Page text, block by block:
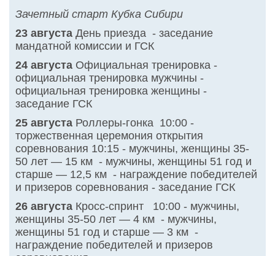
Зачетный старт Кубка Сибири
23 августа День приезда - заседание
мандатной комиссии и ГСК
24 августа Официальная тренировка -
официальная тренировка мужчины -
официальная тренировка женщины -
заседание ГСК
25 августа Роллеры-гонка 10:00 -
торжественная церемония открытия
соревнования 10:15 - мужчины, женщины 35-
50 лет — 15 км - мужчины, женщины 51 год и
старше — 12,5 км - награждение победителей
и призеров соревнования - заседание ГСК
26 августа Кросс-спринт 10:00 - мужчины,
женщины 35-50 лет — 4 км - мужчины,
женщины 51 год и старше — 3 км -
награждение победителей и призеров